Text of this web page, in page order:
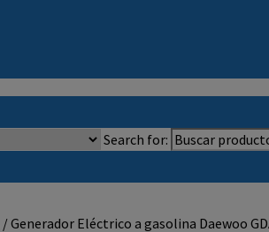
Search for:
/ Generador Eléctrico a gasolina Daewoo